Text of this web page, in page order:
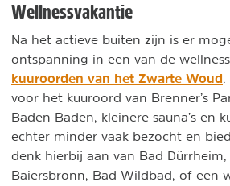
Wellnessvakantie
Na het actieve buiten zijn is er
ontspanning in een van de
kuuroorden van het Zwarte Woud
voor het kuuroord van Brenner’s
Baden Baden, kleinere sauna’s en
echter minder vaak bezocht en
denk hierbij aan van Bad Dürrheim,
Baiersbronn, Bad Wildbad, of een